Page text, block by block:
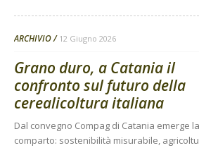
ARCHIVIO 12 Giugno 2026
Grano duro, a Catania il
confronto sul futuro della
cerealicoltura italiana
Dal convegno Compag di Catania emerge
comparto: sostenibilità misurabile,